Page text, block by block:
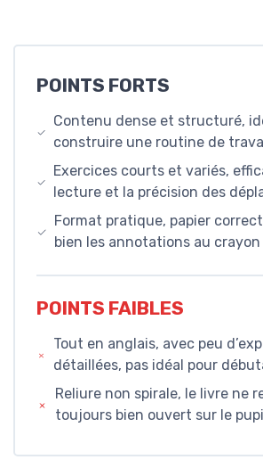
POINTS FORTS
Contenu dense et structuré,
construire une routine de
Exercices courts et variés,
lecture et la précision des
Format pratique, papier
bien les annotations au crayon
POINTS FAIBLES
Tout en anglais, avec peu
détaillées, pas idéal pour
Reliure non spirale, le livre ne
toujours bien ouvert sur le